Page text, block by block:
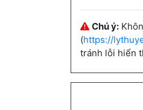
Chú ý:
(https://
tránh lỗi hiển